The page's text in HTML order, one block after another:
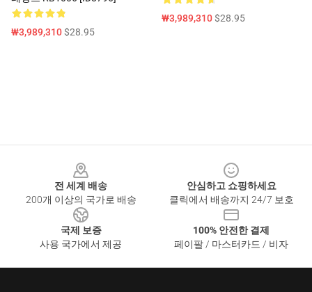
₩3,989,310$28.95
₩3,989,310$28.95
전 세계 배송
200개 이상의 국가로 배송
안심하고 쇼핑하세요
클릭에서 배송까지 24/7 보호
국제 보증
사용 국가에서 제공
100% 안전한 결제
페이팔 / 마스터카드 / 비자